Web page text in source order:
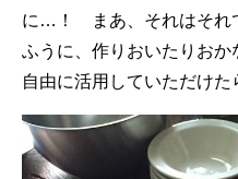
に…！ まあ、それはそれ
ふうに、作りおいたりお
自由に活用していただけ